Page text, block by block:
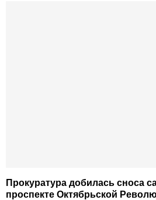
Прокуратура добилась сноса
проспекте Октябрьской